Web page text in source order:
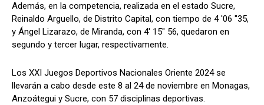
Además, en la competencia, realizada en el estado Sucre,
Reinaldo Arguello, de Distrito Capital, con tiempo de 4 '06 "35,
y Ángel Lizarazo, de Miranda, con 4' 15" 56, quedaron en
segundo y tercer lugar, respectivamente.
Los XXI Juegos Deportivos Nacionales Oriente 2024 se
llevarán a cabo desde este 8 al 24 de noviembre en Monagas,
Anzoátegui y Sucre, con 57 disciplinas deportivas.